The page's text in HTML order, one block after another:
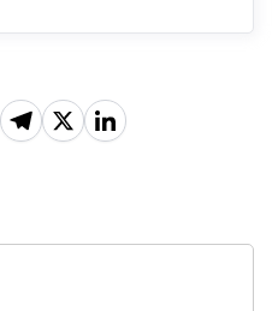
T
g
X Li
e